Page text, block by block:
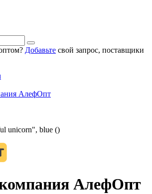
Добавьте свой запрос, поставщики
АлефОпт
unicorn", blue ()
АлефОпт